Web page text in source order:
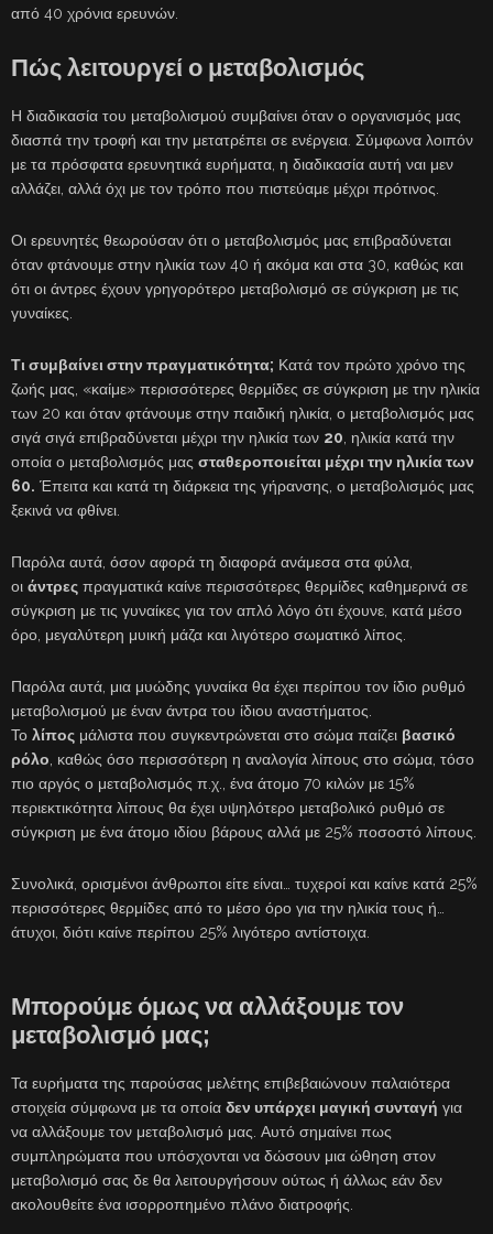
από 40 χρόνια ερευνών.
Πώς λειτουργεί ο μεταβολισμός
Η διαδικασία του μεταβολισμού συμβαίνει όταν ο οργανισμός μας
διασπά την τροφή και την μετατρέπει σε ενέργεια. Σύμφωνα λοιπόν
με τα πρόσφατα ερευνητικά ευρήματα, η διαδικασία αυτή ναι μεν
αλλάζει, αλλά όχι με τον τρόπο που πιστεύαμε μέχρι πρότινος.
Οι ερευνητές θεωρούσαν ότι ο μεταβολισμός μας επιβραδύνεται
όταν φτάνουμε στην ηλικία των 40 ή ακόμα και στα 30, καθώς και
ότι οι άντρες έχουν γρηγορότερο μεταβολισμό σε σύγκριση με τις
γυναίκες.
Τι συμβαίνει στην πραγματικότητα; Κατά τον πρώτο χρόνο της
ζωής μας, «καίμε» περισσότερες θερμίδες σε σύγκριση με την ηλικία
των 20 και όταν φτάνουμε στην παιδική ηλικία, ο μεταβολισμός μας
σιγά σιγά επιβραδύνεται μέχρι την ηλικία των 20 , ηλικία κατά την
οποία ο μεταβολισμός μας σταθεροποιείται μέχρι την ηλικία των
60. Έπειτα και κατά τη διάρκεια της γήρανσης, ο μεταβολισμός μας
ξεκινά να φθίνει.
Παρόλα αυτά, όσον αφορά τη διαφορά ανάμεσα στα φύλα,
οι άντρες πραγματικά καίνε περισσότερες θερμίδες καθημερινά σε
σύγκριση με τις γυναίκες για τον απλό λόγο ότι έχουνε, κατά μέσο
όρο, μεγαλύτερη μυική μάζα και λιγότερο σωματικό λίπος.
Παρόλα αυτά, μια μυώδης γυναίκα θα έχει περίπου τον ίδιο ρυθμό
μεταβολισμού με έναν άντρα του ίδιου αναστήματος.
Το λίπος μάλιστα που συγκεντρώνεται στο σώμα παίζει βασικό
ρόλο , καθώς όσο περισσότερη η αναλογία λίπους στο σώμα, τόσο
πιο αργός ο μεταβολισμός π.χ., ένα άτομο 70 κιλών με 15%
περιεκτικότητα λίπους θα έχει υψηλότερο μεταβολικό ρυθμό σε
σύγκριση με ένα άτομο ιδίου βάρους αλλά με 25% ποσοστό λίπους.
Συνολικά, ορισμένοι άνθρωποι είτε είναι… τυχεροί και καίνε κατά 25%
περισσότερες θερμίδες από το μέσο όρο για την ηλικία τους ή…
άτυχοι, διότι καίνε περίπου 25% λιγότερο αντίστοιχα.
Μπορούμε όμως να αλλάξουμε τον
μεταβολισμό μας;
Τα ευρήματα της παρούσας μελέτης επιβεβαιώνουν παλαιότερα
στοιχεία σύμφωνα με τα οποία δεν υπάρχει μαγική συνταγή για
να αλλάξουμε τον μεταβολισμό μας. Αυτό σημαίνει πως
συμπληρώματα που υπόσχονται να δώσουν μια ώθηση στον
μεταβολισμό σας δε θα λειτουργήσουν ούτως ή άλλως εάν δεν
ακολουθείτε ένα ισορροπημένο πλάνο διατροφής.